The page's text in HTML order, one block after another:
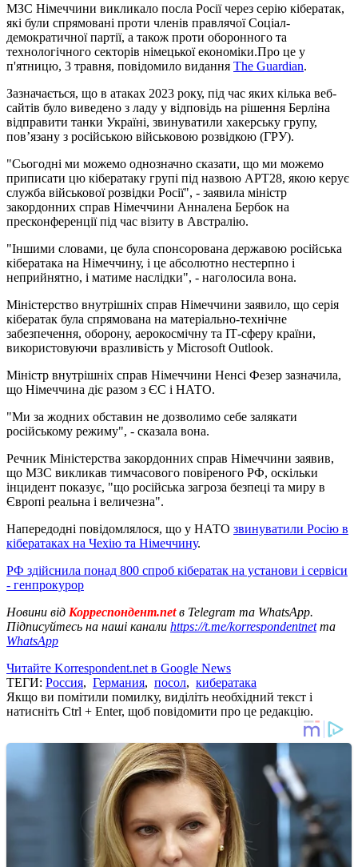
МЗС Німеччини викликало посла Росії через серію кібератак,
які були спрямовані проти членів правлячої Соціал-
демократичної партії, а також проти оборонного та
технологічного секторів німецької економіки.Про це у
п'ятницю, 3 травня, повідомило видання The Guardian.
Зазначається, що в атаках 2023 року, під час яких кілька веб-
сайтів було виведено з ладу у відповідь на рішення Берліна
відправити танки Україні, звинуватили хакерську групу,
пов’язану з російською військовою розвідкою (ГРУ).
"Сьогодні ми можемо однозначно сказати, що ми можемо
приписати цю кібератаку групі під назвою APT28, якою керує
служба військової розвідки Росії", - заявила міністр
закордонних справ Німеччини Анналена Бербок на
пресконференції під час візиту в Австралію.
"Іншими словами, це була спонсорована державою російська
кібератака на Німеччину, і це абсолютно нестерпно і
неприйнятно, і матиме наслідки", - наголосила вона.
Міністерство внутрішніх справ Німеччини заявило, що серія
кібератак була спрямована на матеріально-технічне
забезпечення, оборону, аерокосмічну та ІТ-сферу країни,
використовуючи вразливість у Microsoft Outlook.
Міністр внутрішніх справ Німеччини Ненсі Фезер зазначила,
що Німеччина діє разом з ЄС і НАТО.
"Ми за жодних обставин не дозволимо себе залякати
російському режиму", - сказала вона.
Речник Міністерства закордонних справ Німеччини заявив,
що МЗС викликав тимчасового повіреного РФ, оскільки
інцидент показує, "що російська загроза безпеці та миру в
Європі реальна і величезна".
Напередодні повідомлялося, що у НАТО звинуватили Росію в
кібератаках на Чехію та Німеччину.
РФ здійснила понад 800 спроб кібератак на установи і сервіси
- генпрокурор
Новини від Корреспондент.netв Telegram та WhatsApp.
Підписуйтесь на наші канали https://t.me/korrespondentnetта
WhatsApp
Читайте Korrespondent.net в Google News
ТЕГИ: Россия, Германия, посол, кибератака
Якщо ви помітили помилку, виділіть необхідний текст і
натисніть Ctrl + Enter, щоб повідомити про це редакцію.